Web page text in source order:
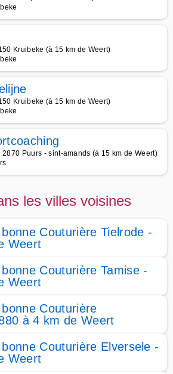
Kruibeke (à 15 km de Weert)
Kruibeke (à 15 km de Weert)
2870 Puurs - sint-amands (à 15 km de Weert)
les villes voisines
Couturière Tielrode -
Weert
Couturière Tamise -
Weert
Couturière
à 4 km de Weert
Couturière Elversele -
Weert